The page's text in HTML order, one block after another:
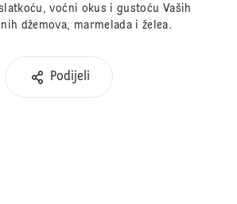
voćni okus i gustoću Vaših
džemova, marmelada i želea.
Podijeli